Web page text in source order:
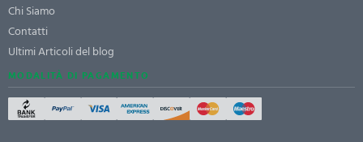
Chi Siamo
Contatti
Ultimi Articoli del blog
MODALITÀ DI PAGAMENTO